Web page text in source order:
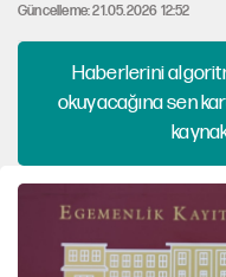
Güncelleme: 21.05.2026 12:52
Haberlerini
okuyacağına sen